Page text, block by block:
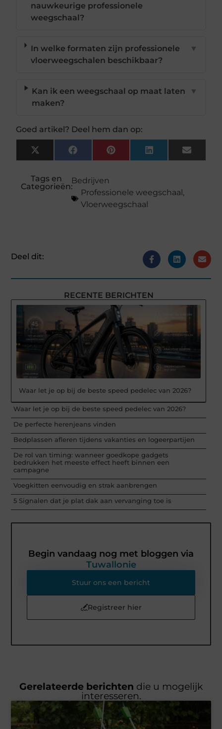
nauwkeurige professionele
weegschaal?
In welke formaten zijn professionele
vloerweegschalen beschikbaar?
▼
Kan ik een weegschaal op maat laten
maken?
▼
Goed artikel? Deel hem dan op:
X
(Twitter)
FacebookPinterestLinkedInEmail
Tags en
Categorieën:
Bedrijven
Professionele weegschaal,
Vloerweegschaal
Deel dit:
RECENTE BERICHTEN
Waar let je op bij de beste speed pedelec van 2026?
Waar let je op bij de beste speed pedelec van 2026?
De perfecte herenjeans vinden
Bedplassen afleren tijdens vakanties en logeerpartijen
De rol van timing: wanneer goedkope gadgets
bedrukken het meeste effect heeft binnen een
campagne
Voegkitten eenvoudig en strak aanbrengen
5 Signalen dat je plat dak aan vervanging toe is
Begin vandaag nog met bloggen via
Tuwallonie
Stuur ons een bericht
Registreer hier
Gerelateerde berichten die u mogelijk
interesseren.